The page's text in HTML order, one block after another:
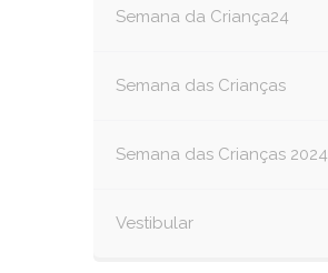
Semana da Criança24
Semana das Crianças
Semana das Crianças 2024
Vestibular